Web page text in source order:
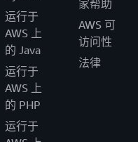
运行于
AWS 上
的 Java
运行于
AWS 上
的 PHP
运行于
家帮助
AWS 可
访问性
法律